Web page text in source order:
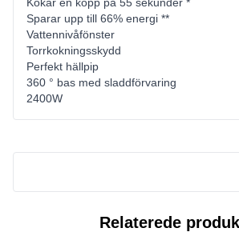
Sparar upp till 66% energi **
Vattennivåfönster
Torrkokningsskydd
Perfekt hällpip
360 ° bas med sladdförvaring
2400W
Relaterede